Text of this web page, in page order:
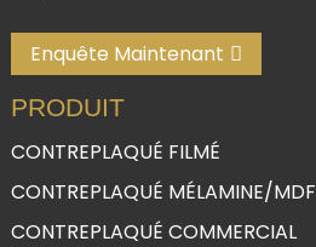
Enquête Maintenant
PRODUIT
CONTREPLAQUÉ FILMÉ
CONTREPLAQUÉ MÉLAMINE/MDF
CONTREPLAQUÉ COMMERCIAL